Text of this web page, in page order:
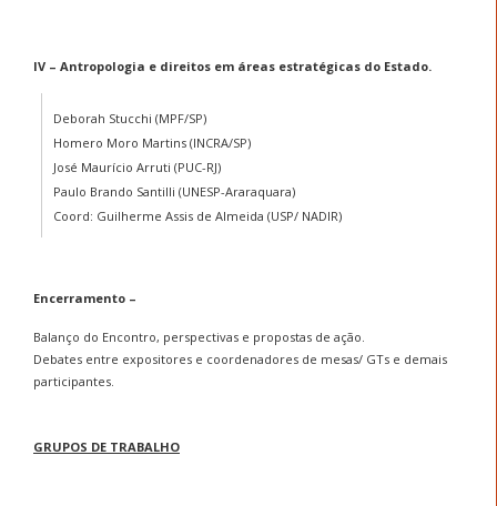
IV – Antropologia e direitos em áreas estratégicas do Estado.
Deborah Stucchi (MPF/SP)
Homero Moro Martins (INCRA/SP)
José Maurício Arruti (PUC-RJ)
Paulo Brando Santilli (UNESP-Araraquara)
Coord: Guilherme Assis de Almeida (USP/ NADIR)
Encerramento –
Balanço do Encontro, perspectivas e propostas de ação.
Debates entre expositores e coordenadores de mesas/ GTs e demais
participantes.
GRUPOS DE TRABALHO